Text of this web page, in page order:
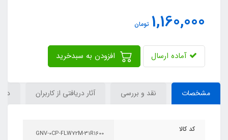
1,160,000 تومان
آماده ارسال
مشخصات نقد و بررسی آثار دریافتی از کاربران
کد کالا GNV-0CP-FLW72M-31R1600